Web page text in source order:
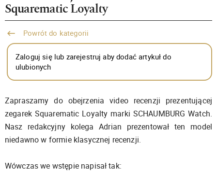
Squarematic Loyalty
Powrót do kategorii
Zaloguj się lub zarejestruj aby dodać artykuł do
ulubionych
Zapraszamy do obejrzenia video recenzji prezentującej
zegarek Squarematic Loyalty marki SCHAUMBURG Watch.
Nasz redakcyjny kolega Adrian prezentował ten model
niedawno w formie klasycznej recenzji.
Wówczas we wstępie napisał tak: